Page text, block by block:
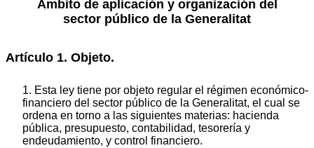
Ámbito de aplicación y organización del
sector público de la Generalitat
Artículo 1. Objeto.
1. Esta ley tiene por objeto regular el régimen económico-
financiero del sector público de la Generalitat, el cual se
ordena en torno a las siguientes materias: hacienda
pública, presupuesto, contabilidad, tesorería y
endeudamiento, y control financiero.